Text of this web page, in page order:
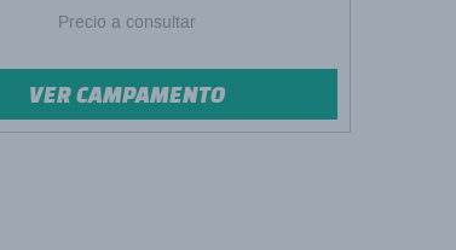
Precio a consultar
VER CAMPAMENTO